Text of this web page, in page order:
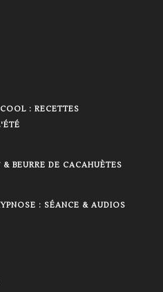
: RECETTES
BEURRE DE CACAHUÈTES
: SÉANCE & AUDIOS